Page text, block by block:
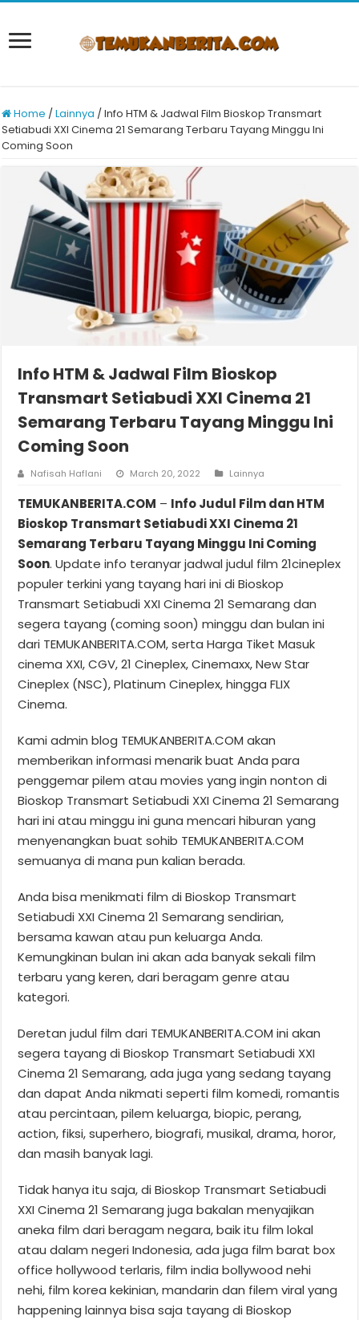
Home /Lainnya /Info HTM & Jadwal Film Bioskop Transmart
Setiabudi XXI Cinema 21 Semarang Terbaru Tayang Minggu Ini
Coming Soon
Info HTM & Jadwal Film Bioskop
Transmart Setiabudi XXI Cinema 21
Semarang Terbaru Tayang Minggu Ini
Coming Soon
Nafisah Haflani March 20, 2022 Lainnya
TEMUKANBERITA.COM – Info Judul Film dan HTM
Bioskop Transmart Setiabudi XXI Cinema 21
Semarang Terbaru Tayang Minggu Ini Coming
Soon. Update info teranyar jadwal judul film 21cineplex
populer terkini yang tayang hari ini di Bioskop
Transmart Setiabudi XXI Cinema 21 Semarang dan
segera tayang (coming soon) minggu dan bulan ini
dari TEMUKANBERITA.COM, serta Harga Tiket Masuk
cinema XXI, CGV, 21 Cineplex, Cinemaxx, New Star
Cineplex (NSC), Platinum Cineplex, hingga FLIX
Cinema.
Kami admin blog TEMUKANBERITA.COM akan
memberikan informasi menarik buat Anda para
penggemar pilem atau movies yang ingin nonton di
Bioskop Transmart Setiabudi XXI Cinema 21 Semarang
hari ini atau minggu ini guna mencari hiburan yang
menyenangkan buat sohib TEMUKANBERITA.COM
semuanya di mana pun kalian berada.
Anda bisa menikmati film di Bioskop Transmart
Setiabudi XXI Cinema 21 Semarang sendirian,
bersama kawan atau pun keluarga Anda.
Kemungkinan bulan ini akan ada banyak sekali film
terbaru yang keren, dari beragam genre atau
kategori.
Deretan judul film dari TEMUKANBERITA.COM ini akan
segera tayang di Bioskop Transmart Setiabudi XXI
Cinema 21 Semarang, ada juga yang sedang tayang
dan dapat Anda nikmati seperti film komedi, romantis
atau percintaan, pilem keluarga, biopic, perang,
action, fiksi, superhero, biografi, musikal, drama, horor,
dan masih banyak lagi.
Tidak hanya itu saja, di Bioskop Transmart Setiabudi
XXI Cinema 21 Semarang juga bakalan menyajikan
aneka film dari beragam negara, baik itu film lokal
atau dalam negeri Indonesia, ada juga film barat box
office hollywood terlaris, film india bollywood nehi
nehi, film korea kekinian, mandarin dan filem viral yang
happening lainnya bisa saja tayang di Bioskop